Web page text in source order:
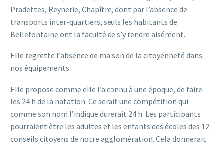
Pradettes, Reynerie, Chapître, dont par l’absence de
transports inter-quartiers, seuls les habitants de
Bellefontaine ont la faculté de s’y rendre aisément.
Elle regrette l’absence de maison de la citoyenneté dans
nos équipements.
Elle propose comme elle l’a connu à une époque, de faire
les 24 h de la natation. Ce serait une compétition qui
comme son nom l’indique durerait 24 h. Les participants
pourraient être les adultes et les enfants des écoles des 12
conseils citoyens de notre agglomération. Cela donnerait